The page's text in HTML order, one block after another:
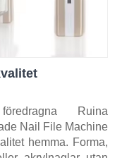
Ruina
Nail File Machine
hemma. Forma,